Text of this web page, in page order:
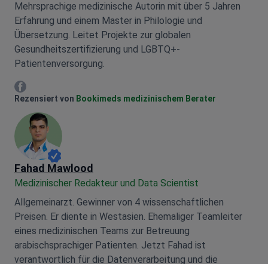
Mehrsprachige medizinische Autorin mit über 5 Jahren
Erfahrung und einem Master in Philologie und
Übersetzung. Leitet Projekte zur globalen
Gesundheitszertifizierung und LGBTQ+-
Patientenversorgung.
Mariia Mytrofankina Facebook
Rezensiert von Bookimeds medizinischem Berater
Fahad Mawlood
Medizinischer Redakteur und Data Scientist
Allgemeinarzt. Gewinner von 4 wissenschaftlichen
Preisen. Er diente in Westasien. Ehemaliger Teamleiter
eines medizinischen Teams zur Betreuung
arabischsprachiger Patienten. Jetzt Fahad ist
verantwortlich für die Datenverarbeitung und die